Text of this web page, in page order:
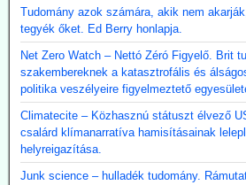
Tudomány azok számára, akik nem
tegyék őket. Ed Berry honlapja.
Net Zero Watch – Nettó Zéró Figyelő. Brit
szakembereknek a katasztrofális és
politika veszélyeire figyelmeztető
Climatecite – Közhasznú státuszt élvező
csalárd klímanarratíva hamisításainak
helyreigazítása.
Junk science – hulladék tudomány.